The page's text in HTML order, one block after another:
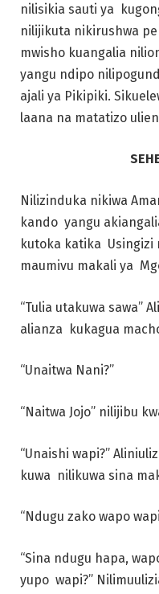
nilisikia sauti ya
nilijikuta nikirushwa
mwisho kuangalia
yangu ndipo
ajali ya Pikipiki.
laana na matatizo
Nilizinduka nikiwa
kando yangu
kutoka katika Usingizi
maumivu makali ya
“Tulia utakuwa sawa”
alianza kukagua
“Unaitwa Nani?”
“Naitwa Jojo” nilijibu
“Unaishi wapi?”
kuwa nilikuwa sina
“Ndugu zako wapo
“Sina ndugu hapa,
yupo wapi?”